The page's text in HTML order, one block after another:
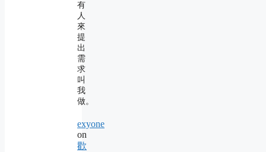
有
人
來
提
出
需
求
叫
我
做。
exyone
on
歡